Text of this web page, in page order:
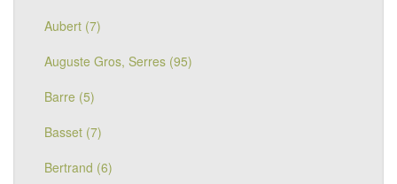
Aubert (7)
Auguste Gros, Serres (95)
Barre (5)
Basset (7)
Bertrand (6)